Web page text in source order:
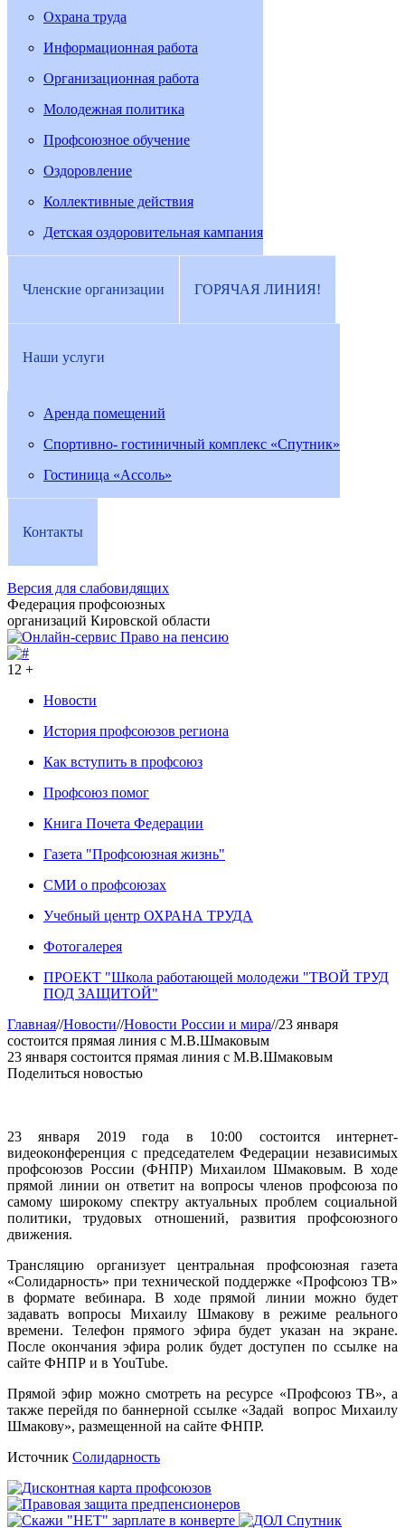
Охрана труда
Информационная работа
Организационная работа
Молодежная политика
Профсоюзное обучение
Оздоровление
Коллективные действия
Детская оздоровительная кампания
Членские организации ГОРЯЧАЯ ЛИНИЯ!
Наши услуги
Аренда помещений
Спортивно- гостиничный комплекс «Спутник»
Гостиница «Ассоль»
Контакты
Версия для слабовидящих
Федерация профсоюзных
организаций Кировской области
12 +
Новости
История профсоюзов региона
Как вступить в профсоюз
Профсоюз помог
Книга Почета Федерации
Газета "Профсоюзная жизнь"
СМИ о профсоюзах
Учебный центр ОХРАНА ТРУДА
Фотогалерея
ПРОЕКТ "Школа работающей молодежи "ТВОЙ ТРУД
ПОД ЗАЩИТОЙ"
Главная//Новости//Новости России и мира//23 января
состоится прямая линия с М.В.Шмаковым
23 января состоится прямая линия с М.В.Шмаковым
Поделиться новостью
23 января 2019 года в 10:00 состоится интернет-
видеоконференция с председателем Федерации независимых
профсоюзов России (ФНПР) Михаилом Шмаковым. В ходе
прямой линии он ответит на вопросы членов профсоюза по
самому широкому спектру актуальных проблем социальной
политики, трудовых отношений, развития профсоюзного
движения.
Трансляцию организует центральная профсоюзная газета
«Солидарность» при технической поддержке «Профсоюз ТВ»
в формате вебинара. В ходе прямой линии можно будет
задавать вопросы Михаилу Шмакову в режиме реального
времени. Телефон прямого эфира будет указан на экране.
После окончания эфира ролик будет доступен по ссылке на
сайте ФНПР и в YouTube.
Прямой эфир можно смотреть на ресурсе «Профсоюз ТВ», а
также перейдя по баннерной ссылке «Задай вопрос Михаилу
Шмакову», размещенной на сайте ФНПР.
Источник Солидарность